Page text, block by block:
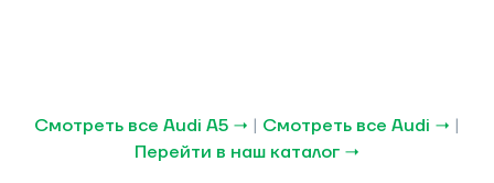
Смотреть все Audi A5 → | Смотреть все Audi → |
Перейти в наш каталог →